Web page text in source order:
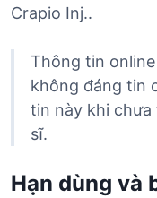
Crapio Inj..
Thông tin
không đáng tin
tin này khi chưa
sĩ.
Hạn dùng và